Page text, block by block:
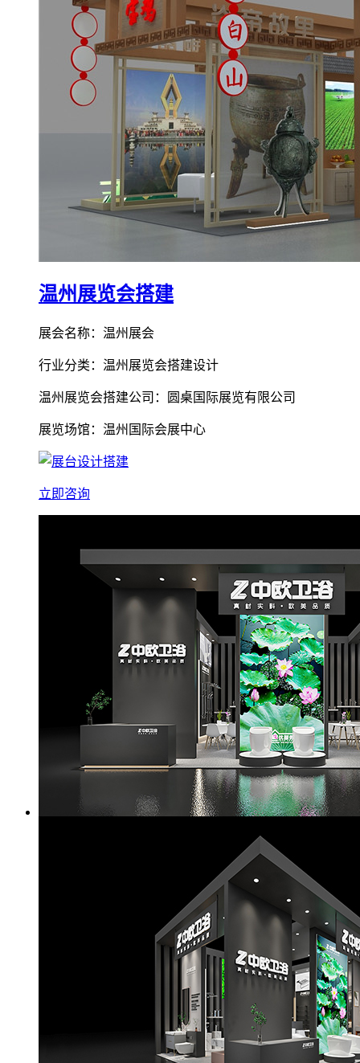
温州展览会搭建
展会名称：温州展会
行业分类：温州展览会搭建设计
温州展览会搭建公司：圆桌国际展览有限公司
展览场馆：温州国际会展中心
立即咨询